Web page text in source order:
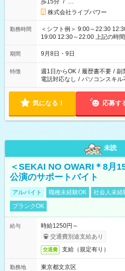
歩15分 / …
株式会社ライブパワー
勤務時間
＜シフト例＞ 9:00～22:30
19:00 12:30～22:00 上記の時間から好きな時間を選べます！ ※
時間は変更となる可能性があり
期間 9月8日・9日
特徴 週1日からOK / 履歴書不要 / 副
電話対応なし / パソコンスキル
気になる！ 応募す
未読
＜SEKAI NO OWARI＊8月
公演のサポートバイト
アルバイト 職種未経験OK 社会人未経
ブランクOK
給与
時給1250円～
交通費別途支給あり
交通費 支給（規定有り）
勤務地
東京都文京区